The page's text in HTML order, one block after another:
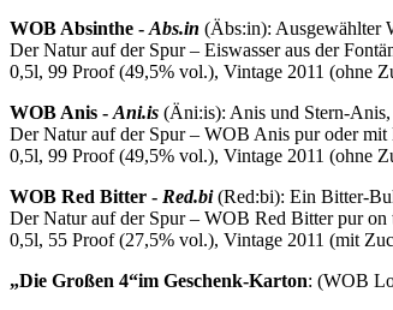
WOB Absinthe - Abs.in (Äbs:in): Ausgewählter
Der Natur auf der Spur – Eiswasser aus der
0,5l, 99 Proof (49,5% vol.), Vintage 2011 (ohne
WOB Anis - Ani.is (Äni:is): Anis und Stern-
Der Natur auf der Spur – WOB Anis pur oder mit
0,5l, 99 Proof (49,5% vol.), Vintage 2011 (ohne
WOB Red Bitter - Red.bi(Red:bi): Ein Bitter-
Der Natur auf der Spur – WOB Red Bitter pur on
0,5l, 55 Proof (27,5% vol.), Vintage 2011 (mit
„Die Großen 4“im Geschenk-Karton: (WOB